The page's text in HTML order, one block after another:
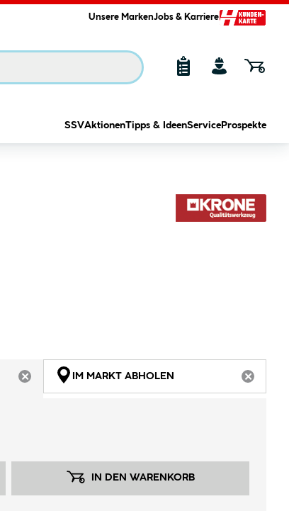
Unsere MarkenJobs & Karriere
SSVAktionenTipps & IdeenService Prospekte
ARTIKEL NICHT VERFÜGBAR
IM MARKT ABHOLEN
IN DEN WARENKORB